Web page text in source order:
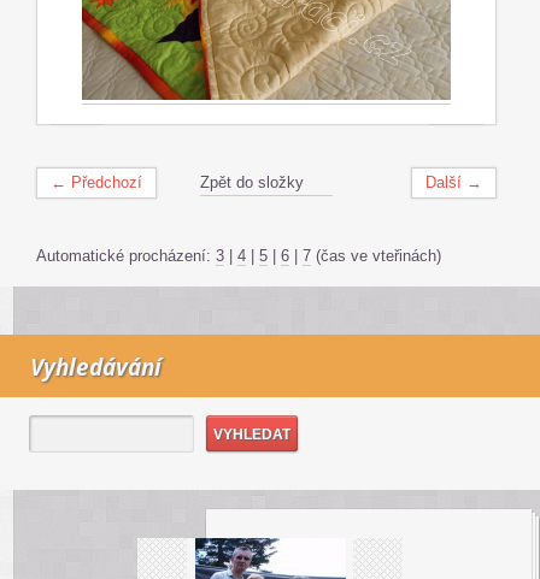
← Předchozí Další →
Zpět do složky
Automatické procházení: 3 | 4 | 5 | 6 | 7 (čas ve vteřinách)
Vyhledávání